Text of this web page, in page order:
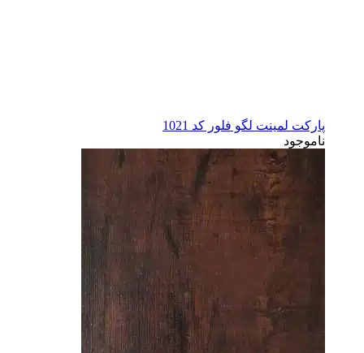
پارکت لمینت لگو فلور کد 1021
ناموجود